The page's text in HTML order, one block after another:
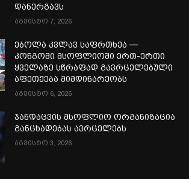
დანერგავს
აგვისტო 7, 2026
ებოლა კვლავ საფრთხეა —
კონგოში მსოფლიოში ერთ-ერთი
ყველაზე სწრაფად გავრცელებული
აფეთქება მიმდინარეობს
აგვისტო 6, 2026
ჯანდაცვის მსოფლიო ორგანიზაცია
განცხადებას ავრცელებს
აგვისტო 3, 2026